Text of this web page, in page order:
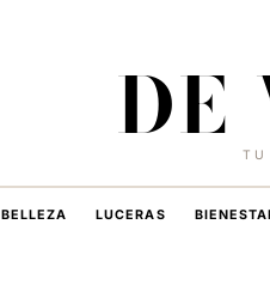
DE TU
BELLEZA LUCERAS